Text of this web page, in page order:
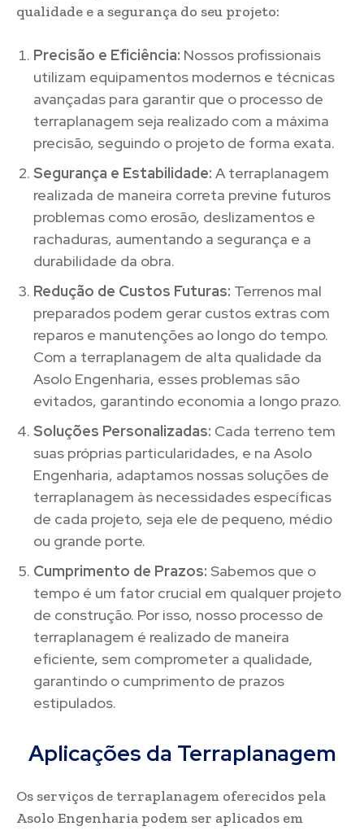
qualidade e a segurança do seu projeto:
Precisão e Eficiência: Nossos profissionais
utilizam equipamentos modernos e técnicas
avançadas para garantir que o processo de
terraplanagem seja realizado com a máxima
precisão, seguindo o projeto de forma exata.
Segurança e Estabilidade: A terraplanagem
realizada de maneira correta previne futuros
problemas como erosão, deslizamentos e
rachaduras, aumentando a segurança e a
durabilidade da obra.
Redução de Custos Futuras: Terrenos mal
preparados podem gerar custos extras com
reparos e manutenções ao longo do tempo.
Com a terraplanagem de alta qualidade da
Asolo Engenharia, esses problemas são
evitados, garantindo economia a longo prazo.
Soluções Personalizadas: Cada terreno tem
suas próprias particularidades, e na Asolo
Engenharia, adaptamos nossas soluções de
terraplanagem às necessidades específicas
de cada projeto, seja ele de pequeno, médio
ou grande porte.
Cumprimento de Prazos: Sabemos que o
tempo é um fator crucial em qualquer projeto
de construção. Por isso, nosso processo de
terraplanagem é realizado de maneira
eficiente, sem comprometer a qualidade,
garantindo o cumprimento de prazos
estipulados.
Aplicações da Terraplanagem
Os serviços de terraplanagem oferecidos pela
Asolo Engenharia podem ser aplicados em